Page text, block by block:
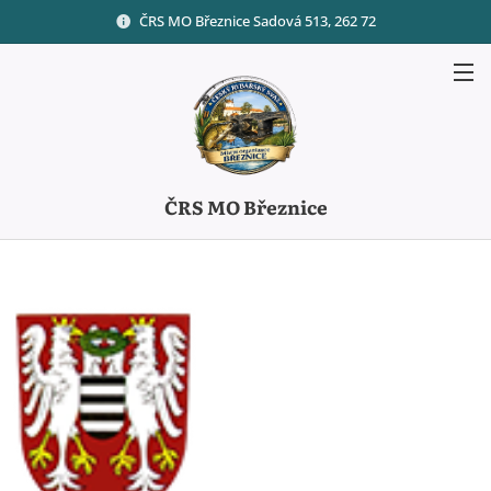
ČRS MO Březnice Sadová 513, 262 72
ČRS MO Březnice